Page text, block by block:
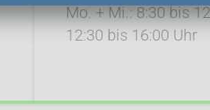
Mo. + Mi.: 8:30 bis
12:30 bis 16:00 Uhr